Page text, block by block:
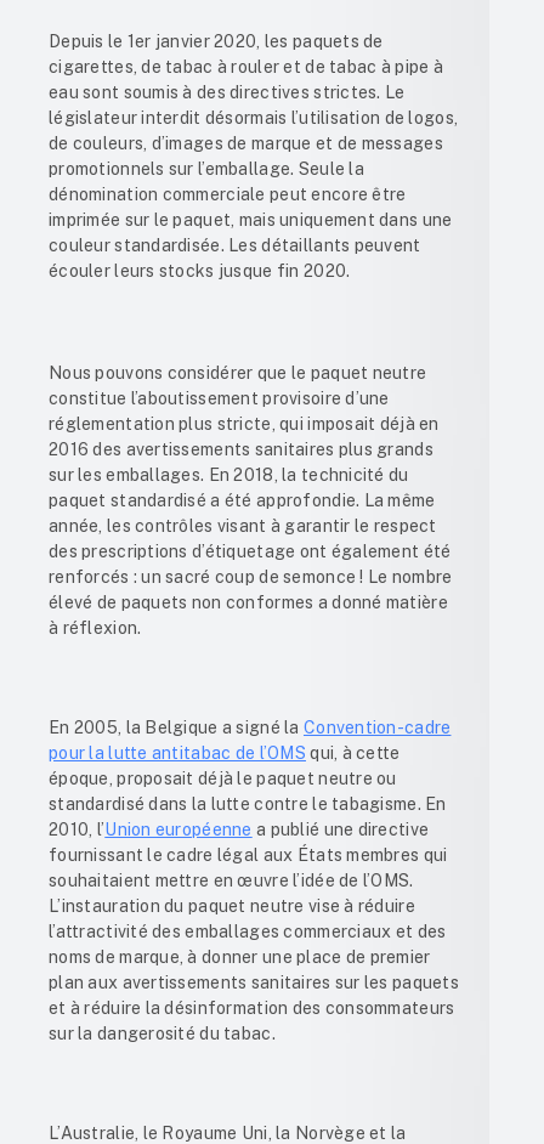
Depuis le 1er janvier 2020, les paquets de
cigarettes, de tabac à rouler et de tabac à pipe à
eau sont soumis à des directives strictes. Le
législateur interdit désormais l’utilisation de logos,
de couleurs, d’images de marque et de messages
promotionnels sur l’emballage. Seule la
dénomination commerciale peut encore être
imprimée sur le paquet, mais uniquement dans une
couleur standardisée. Les détaillants peuvent
écouler leurs stocks jusque fin 2020.
Nous pouvons considérer que le paquet neutre
constitue l’aboutissement provisoire d’une
réglementation plus stricte, qui imposait déjà en
2016 des avertissements sanitaires plus grands
sur les emballages. En 2018, la technicité du
paquet standardisé a été approfondie. La même
année, les contrôles visant à garantir le respect
des prescriptions d’étiquetage ont également été
renforcés : un sacré coup de semonce ! Le nombre
élevé de paquets non conformes a donné matière
à réflexion.
En 2005, la Belgique a signé la Convention-cadre
pour la lutte antitabac de l’OMS qui, à cette
époque, proposait déjà le paquet neutre ou
standardisé dans la lutte contre le tabagisme. En
2010, l’Union européenne a publié une directive
fournissant le cadre légal aux États membres qui
souhaitaient mettre en œuvre l’idée de l’OMS.
L’instauration du paquet neutre vise à réduire
l’attractivité des emballages commerciaux et des
noms de marque, à donner une place de premier
plan aux avertissements sanitaires sur les paquets
et à réduire la désinformation des consommateurs
sur la dangerosité du tabac.
L’Australie, le Royaume Uni, la Norvège et la